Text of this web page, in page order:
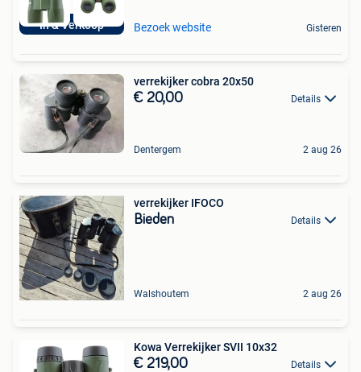
In & Verkoop Bezoek website Gisteren
verrekijker cobra 20x50
€ 20,00 Details
Dentergem 2 aug 26
verrekijker IFOCO
Bieden Details
Walshoutem 2 aug 26
Kowa Verrekijker SVII 10x32
€ 219,00 Details